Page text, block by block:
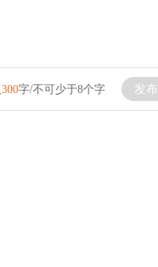
300字/不可少于8个字 发